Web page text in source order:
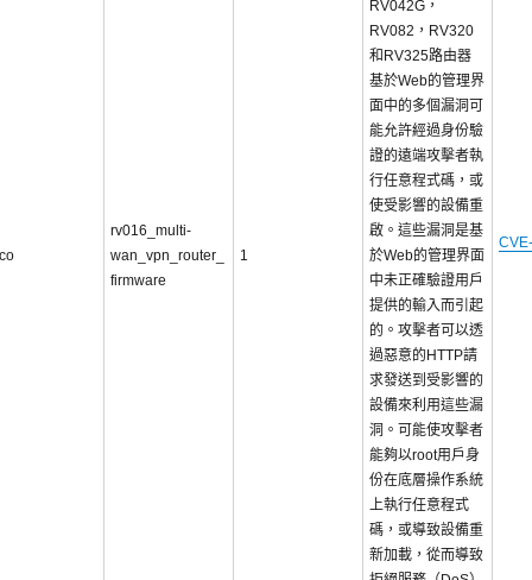
rv016_multi-
wan_vpn_router_
firmware
1
RV042G，
RV082，RV320
和RV325路由器
基於Web的管理界
面中的多個漏洞可
能允許經過身份驗
證的遠端攻擊者執
行任意程式碼，或
使受影響的設備重
啟。這些漏洞是基
於Web的管理界面
中未正確驗證用戶
提供的輸入而引起
的。攻擊者可以透
過惡意的HTTP請
求發送到受影響的
設備來利用這些漏
洞。可能使攻擊者
能夠以root用戶身
份在底層操作系統
上執行任意程式
碼，或導致設備重
新加載，從而導致